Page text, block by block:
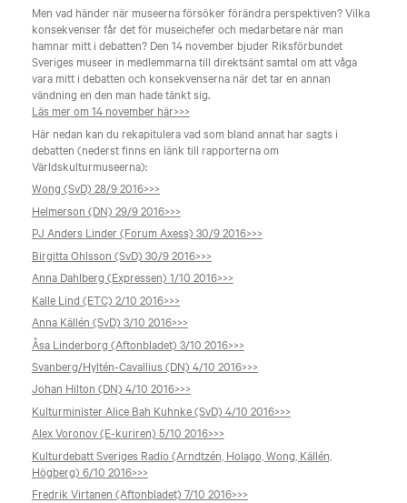
Men vad händer när museerna försöker förändra perspektiven? Vilka
konsekvenser får det för museichefer och medarbetare när man
hamnar mitt i debatten? Den 14 november bjuder Riksförbundet
Sveriges museer in medlemmarna till direktsänt samtal om att våga
vara mitt i debatten och konsekvenserna när det tar en annan
vändning en den man hade tänkt sig.
Läs mer om 14 november här>>>
Här nedan kan du rekapitulera vad som bland annat har sagts i
debatten (nederst finns en länk till rapporterna om
Världskulturmuseerna):
Wong (SvD) 28/9 2016>>>
Helmerson (DN) 29/9 2016>>>
PJ Anders Linder (Forum Axess) 30/9 2016>>>
Birgitta Ohlsson (SvD) 30/9 2016>>>
Anna Dahlberg (Expressen) 1/10 2016>>>
Kalle Lind (ETC) 2/10 2016>>>
Anna Källén (SvD) 3/10 2016>>>
Åsa Linderborg (Aftonbladet) 3/10 2016>>>
Svanberg/Hyltén-Cavallius (DN) 4/10 2016>>>
Johan Hilton (DN) 4/10 2016>>>
Kulturminister Alice Bah Kuhnke (SvD) 4/10 2016>>>
Alex Voronov (E-kuriren) 5/10 2016>>>
Kulturdebatt Sveriges Radio (Arndtzén, Holago, Wong, Källén,
Högberg) 6/10 2016>>>
Fredrik Virtanen (Aftonbladet) 7/10 2016>>>